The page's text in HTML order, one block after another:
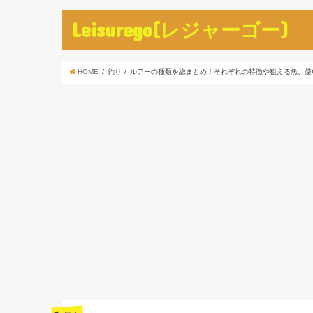
Leisurego(レジャーゴー)
HOME 釣り ルアーの種類を総まとめ！それぞれの特徴や狙える魚、使